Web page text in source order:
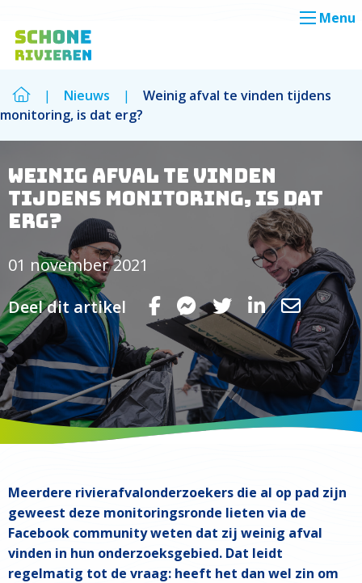
Menu
| Nieuws |
Weinig afval te vinden tijdens
monitoring, is dat erg?
Weinig afval te vinden
tijdens monitoring, is dat
erg?
01 november 2021
Deel dit artikel
Meerdere rivierafvalonderzoekers die al op pad zijn
geweest deze monitoringsronde lieten via de
Facebook communityweten dat zij weinig afval
vinden in hun onderzoeksgebied. Dat leidt
regelmatig tot de vraag: heeft het dan wel zin om